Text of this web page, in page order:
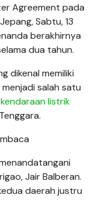
Agreement pada
Sabtu, 13
berakhirnya
dua tahun.
dikenal memiliki
salah satu
kendaraan listrik
Jair Balberan.
daerah justru